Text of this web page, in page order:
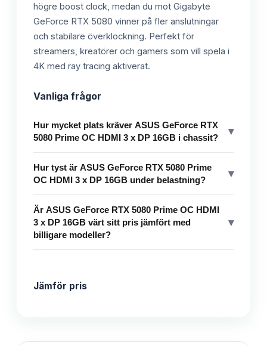
högre boost clock, medan du mot Gigabyte
GeForce RTX 5080 vinner på fler anslutningar
och stabilare överklockning. Perfekt för
streamers, kreatörer och gamers som vill spela i
4K med ray tracing aktiverat.
Vanliga frågor
Hur mycket plats kräver ASUS GeForce RTX
5080 Prime OC HDMI 3 x DP 16GB i chassit?
▾
Hur tyst är ASUS GeForce RTX 5080 Prime
OC HDMI 3 x DP 16GB under belastning?
▾
Är ASUS GeForce RTX 5080 Prime OC HDMI
3 x DP 16GB värt sitt pris jämfört med
billigare modeller?
▾
Jämför pris